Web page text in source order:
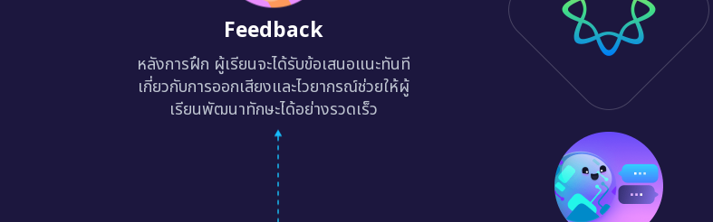
Feedback
หลังการฝึก ผู้เรียนจะได้รับข้อเสนอแนะทันที
เกี่ยวกับการออกเสียงและไวยากรณ์ช่วยให้ผู้
เรียนพัฒนาทักษะได้อย่างรวดเร็ว